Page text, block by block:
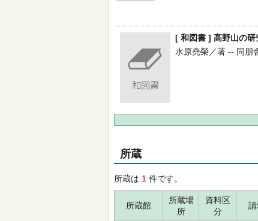
[ 和図書 ] 高野山の
水原堯榮／著 -- 同朋
所蔵
所蔵は 1 件です。
所蔵館
所蔵場
所
資料区
分